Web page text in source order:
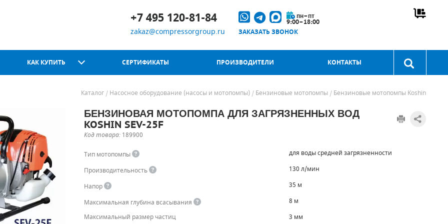
+7 495 120-81-84
zakaz@compressorgroup.ru
пн–пт
9:00–18:00
ЗАКАЗАТЬ ЗВОНОК
КАК КУПИТЬ СЕРТИФИКАТЫ ПРОИЗВОДИТЕЛИ КОНТАКТЫ
Каталог Насосное оборудование (насосы и мотопомпы) Бензиновые мотопомпы Бензиновые мотопомпы Koshin
БЕНЗИНОВАЯ МОТОПОМПА ДЛЯ ЗАГРЯЗНЕННЫХ ВОД
KOSHIN SEV-25F
Код товара: 189900
Тип мотопомпы
для воды средней загрязненности
Производительность
130 л/мин
Напор
35 м
Максимальная глубина всасывания
8 м
Максимальный размер частиц
3 мм